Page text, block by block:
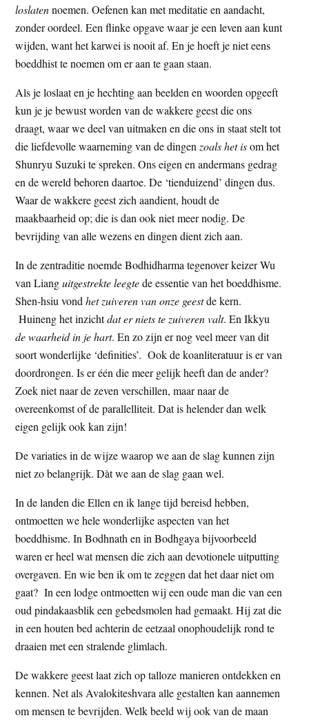
loslatennoemen. Oefenen kan met meditatie en aandacht,
zonder oordeel. Een flinke opgave waar je een leven aan kunt
wijden, want het karwei is nooit af. En je hoeft je niet eens
boeddhist te noemen om er aan te gaan staan.
Als je loslaat en je hechting aan beelden en woorden opgeeft
kun je je bewust worden van de wakkere geest die ons
draagt, waar we deel van uitmaken en die ons in staat stelt tot
die liefdevolle waarneming van de dingen zoals het isom het
Shunryu Suzuki te spreken. Ons eigen en andermans gedrag
en de wereld behoren daartoe. De ‘tienduizend’ dingen dus.
Waar de wakkere geest zich aandient, houdt de
maakbaarheid op; die is dan ook niet meer nodig. De
bevrijding van alle wezens en dingen dient zich aan.
In de zentraditie noemde Bodhidharma tegenover keizer Wu
van Lianguitgestrekte leegtede essentie van het boeddhisme.
Shen-hsiu vondhet zuiveren van onze geestde kern.
Huineng het inzichtdat er niets te zuiveren valt. En Ikkyu
de waarheid in je hart. En zo zijn er nog veel meer van dit
soort wonderlijke ‘definities’. Ook de koanliteratuur is er van
doordrongen. Is er één die meer gelijk heeft dan de ander?
Zoek niet naar de zeven verschillen, maar naar de
overeenkomst of de parallelliteit. Dat is helender dan welk
eigen gelijk ook kan zijn!
De variaties in de wijze waarop we aan de slag kunnen zijn
niet zo belangrijk. Dàt we aan de slag gaan wel.
In de landen die Ellen en ik lange tijd bereisd hebben,
ontmoetten we hele wonderlijke aspecten van het
boeddhisme. In Bodhnath en in Bodhgaya bijvoorbeeld
waren er heel wat mensen die zich aan devotionele uitputting
overgaven. En wie ben ik om te zeggen dat het daar niet om
gaat? In een lodge ontmoetten wij een oude man die van een
oud pindakaasblik een gebedsmolen had gemaakt. Hij zat die
in een houten bed achterin de eetzaal onophoudelijk rond te
draaien met een stralende glimlach.
De wakkere geest laat zich op talloze manieren ontdekken en
kennen. Net als Avalokiteshvara alle gestalten kan aannemen
om mensen te bevrijden. Welk beeld wij ook van de maan